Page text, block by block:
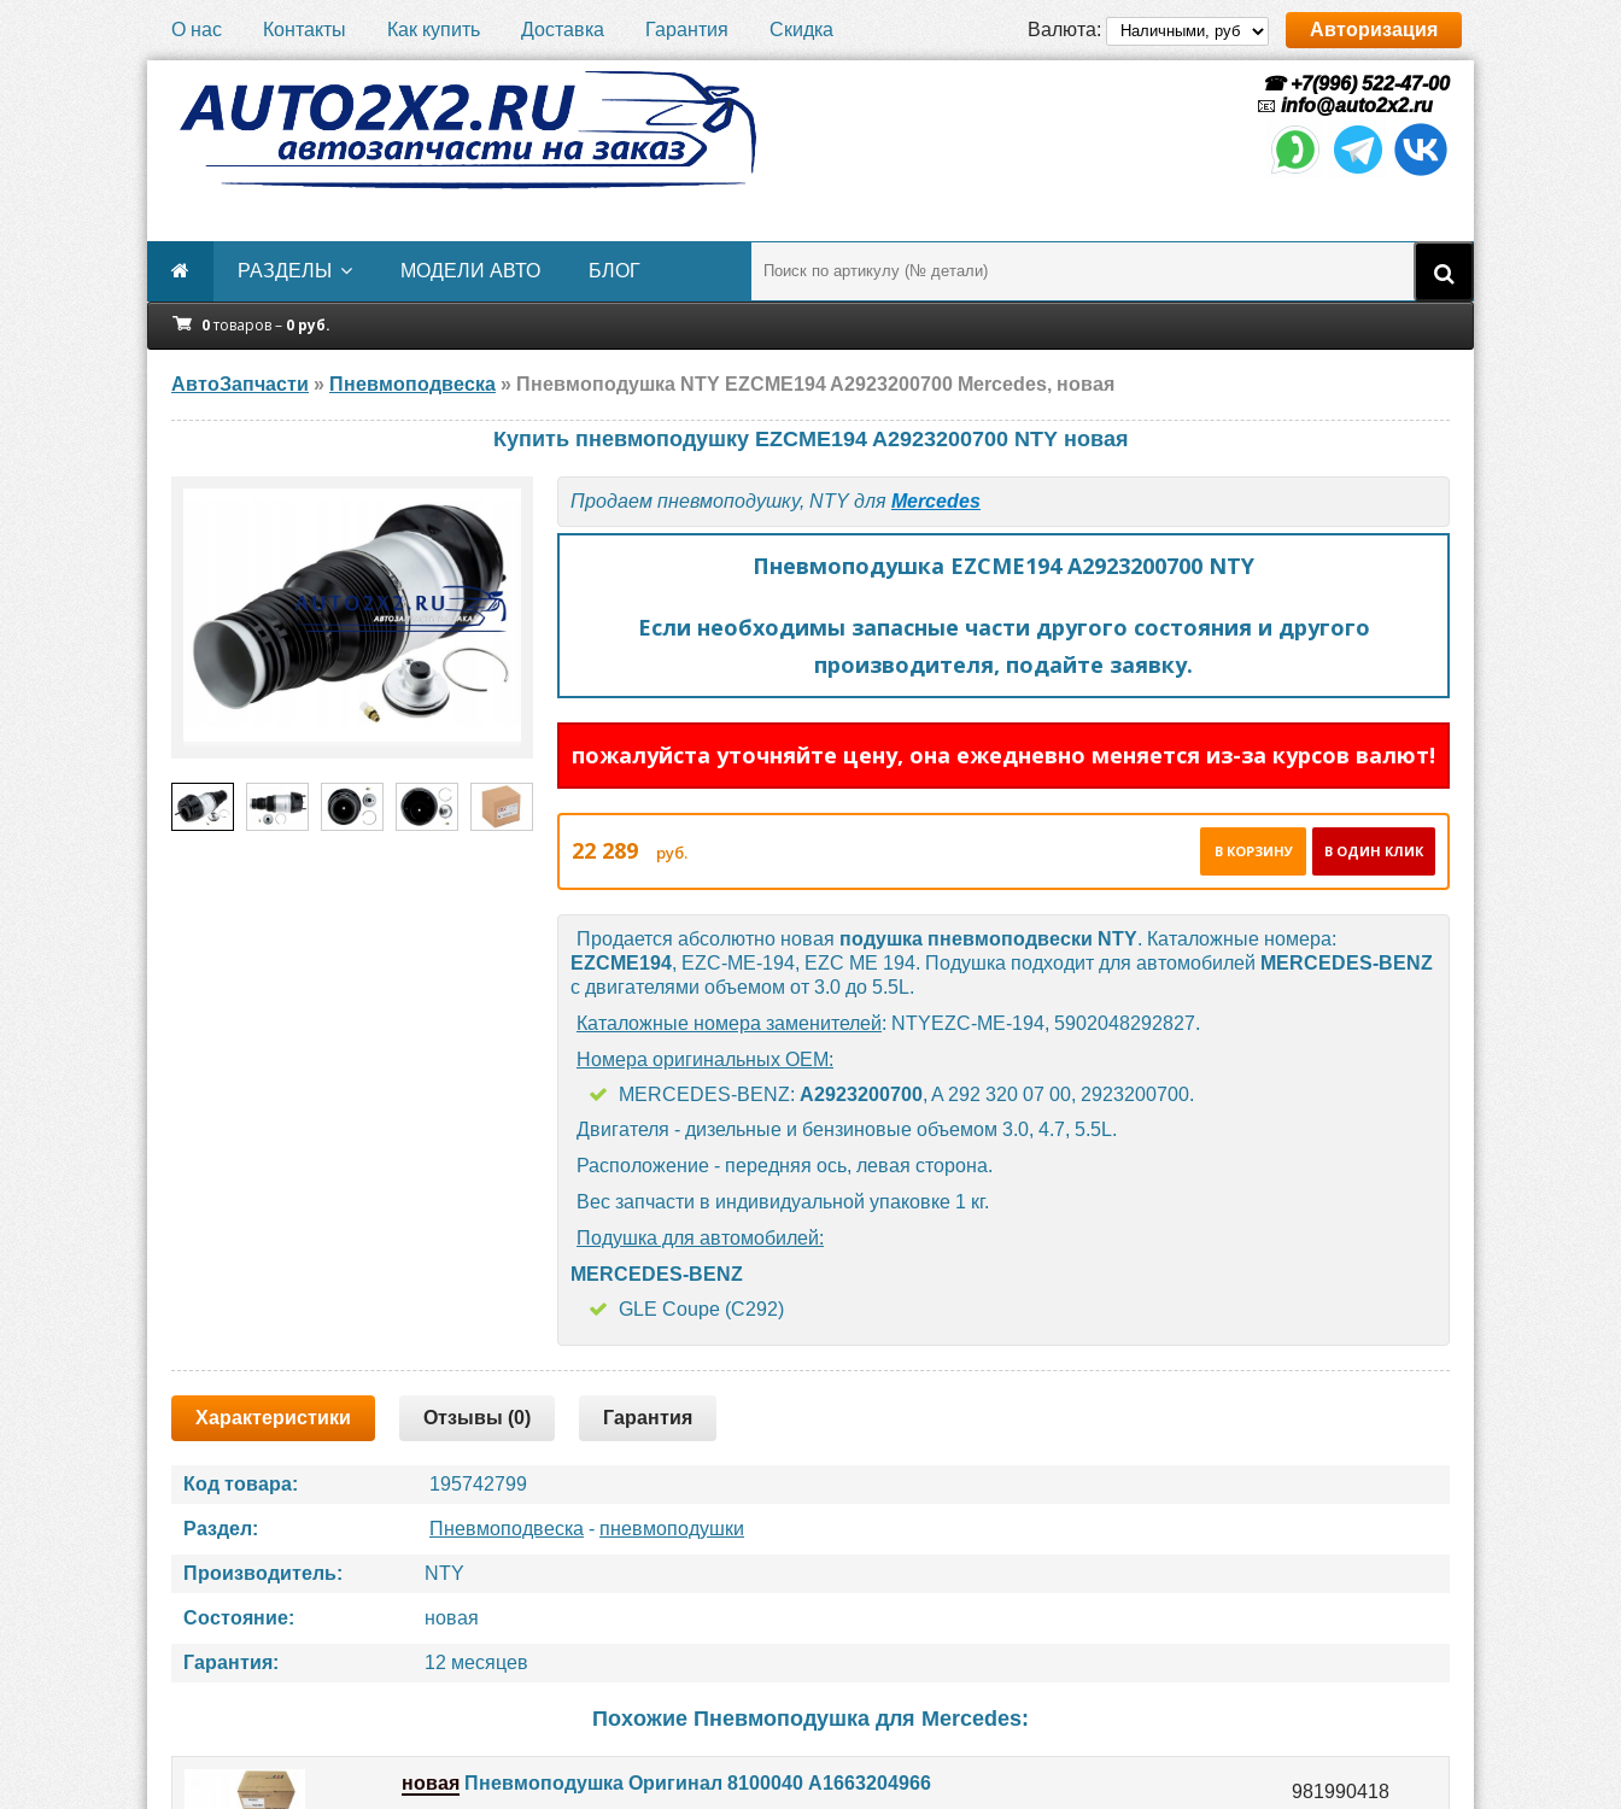
О нас Контакты Как купить Доставка Гарантия Скидка Валюта: Авторизация
☎ +7(996) 522-47-00
📧 info@auto2x2.ru
РАЗДЕЛЫ МОДЕЛИ АВТО БЛОГ
0товаров – 0 руб.
АвтоЗапчасти » Пневмоподвеска » Пневмоподушка NTY EZCME194 A2923200700 Mercedes, новая
Купить пневмоподушку EZCME194 A2923200700 NTY новая
Продаем пневмоподушку, NTY для Mercedes
Пневмоподушка EZCME194 A2923200700 NTY
Если необходимы запасные части другого состояния и другого
производителя, подайте заявку.
пожалуйста уточняйте цену, она ежедневно меняется из-за курсов валют!
22 289 руб. В ОДИН КЛИК
В КОРЗИНУ
Продается абсолютно новая подушка пневмоподвески NTY. Каталожные номера:
EZCME194, EZC-ME-194, EZC ME 194. Подушка подходит для автомобилей MERCEDES-BENZ
с двигателями объемом от 3.0 до 5.5L.
Каталожные номера заменителей: NTYEZC-ME-194, 5902048292827.
Номера оригинальных OEM:
MERCEDES-BENZ: A2923200700, A 292 320 07 00, 2923200700.
Двигателя - дизельные и бензиновые объемом 3.0, 4.7, 5.5L.
Расположение - передняя ось, левая сторона.
Вес запчасти в индивидуальной упаковке 1 кг.
Подушка для автомобилей:
MERCEDES-BENZ
GLE Coupe (C292)
Характеристики Отзывы (0) Гарантия
Код товара: 195742799
Раздел: Пневмоподвеска - пневмоподушки
Производитель: NTY
Состояние: новая
Гарантия: 12 месяцев
Похожие Пневмоподушка для Mercedes:
новая Пневмоподушка Оригинал 8100040 A1663204966